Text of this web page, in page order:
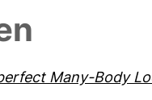
Many-Body